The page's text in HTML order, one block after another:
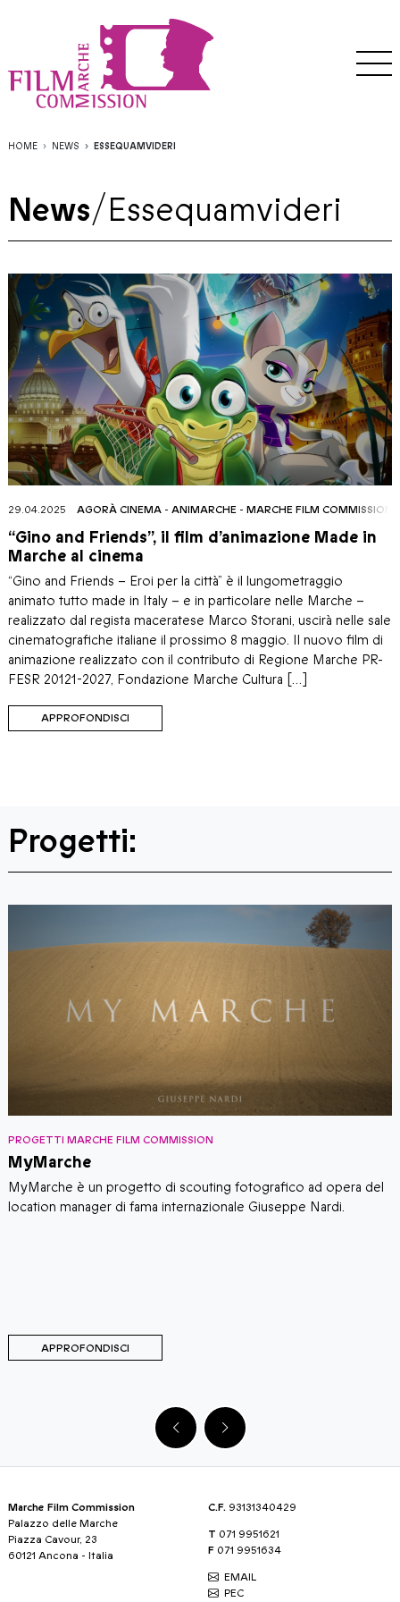
HOME NEWS ESSEQUAMVIDERI
News/Essequamvideri
29.04.2025 AGORÀ CINEMA - ANIMARCHE - MARCHE FILM COMMISSION
“Gino and Friends”, il film d’animazione Made in
Marche al cinema
“Gino and Friends – Eroi per la città” è il lungometraggio
animato tutto made in Italy – e in particolare nelle Marche –
realizzato dal regista maceratese Marco Storani, uscirà nelle sale
cinematografiche italiane il prossimo 8 maggio. Il nuovo film di
animazione realizzato con il contributo di Regione Marche PR-
FESR 20121-2027, Fondazione Marche Cultura […]
APPROFONDISCI
Progetti:
PROGETTI MARCHE FILM COMMISSION
MyMarche
MyMarche è un progetto di scouting fotografico ad opera del
location manager di fama internazionale Giuseppe Nardi.
APPROFONDISCI
Marche Film Commission
Palazzo delle Marche
Piazza Cavour, 23
60121 Ancona - Italia
C.F. 93131340429
T 071 9951621
F 071 9951634
EMAIL
PEC